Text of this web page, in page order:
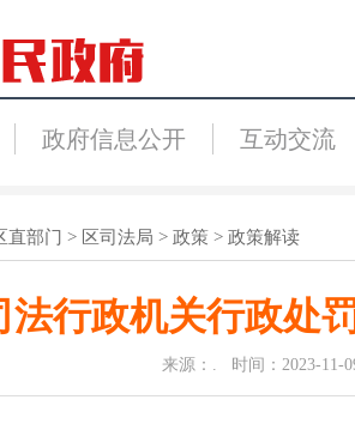
政府信息公开 互动交流
直部门 > 区司法局 > 政策> 政策解读
法行政机关行政
来源：. 时间：2023-11-